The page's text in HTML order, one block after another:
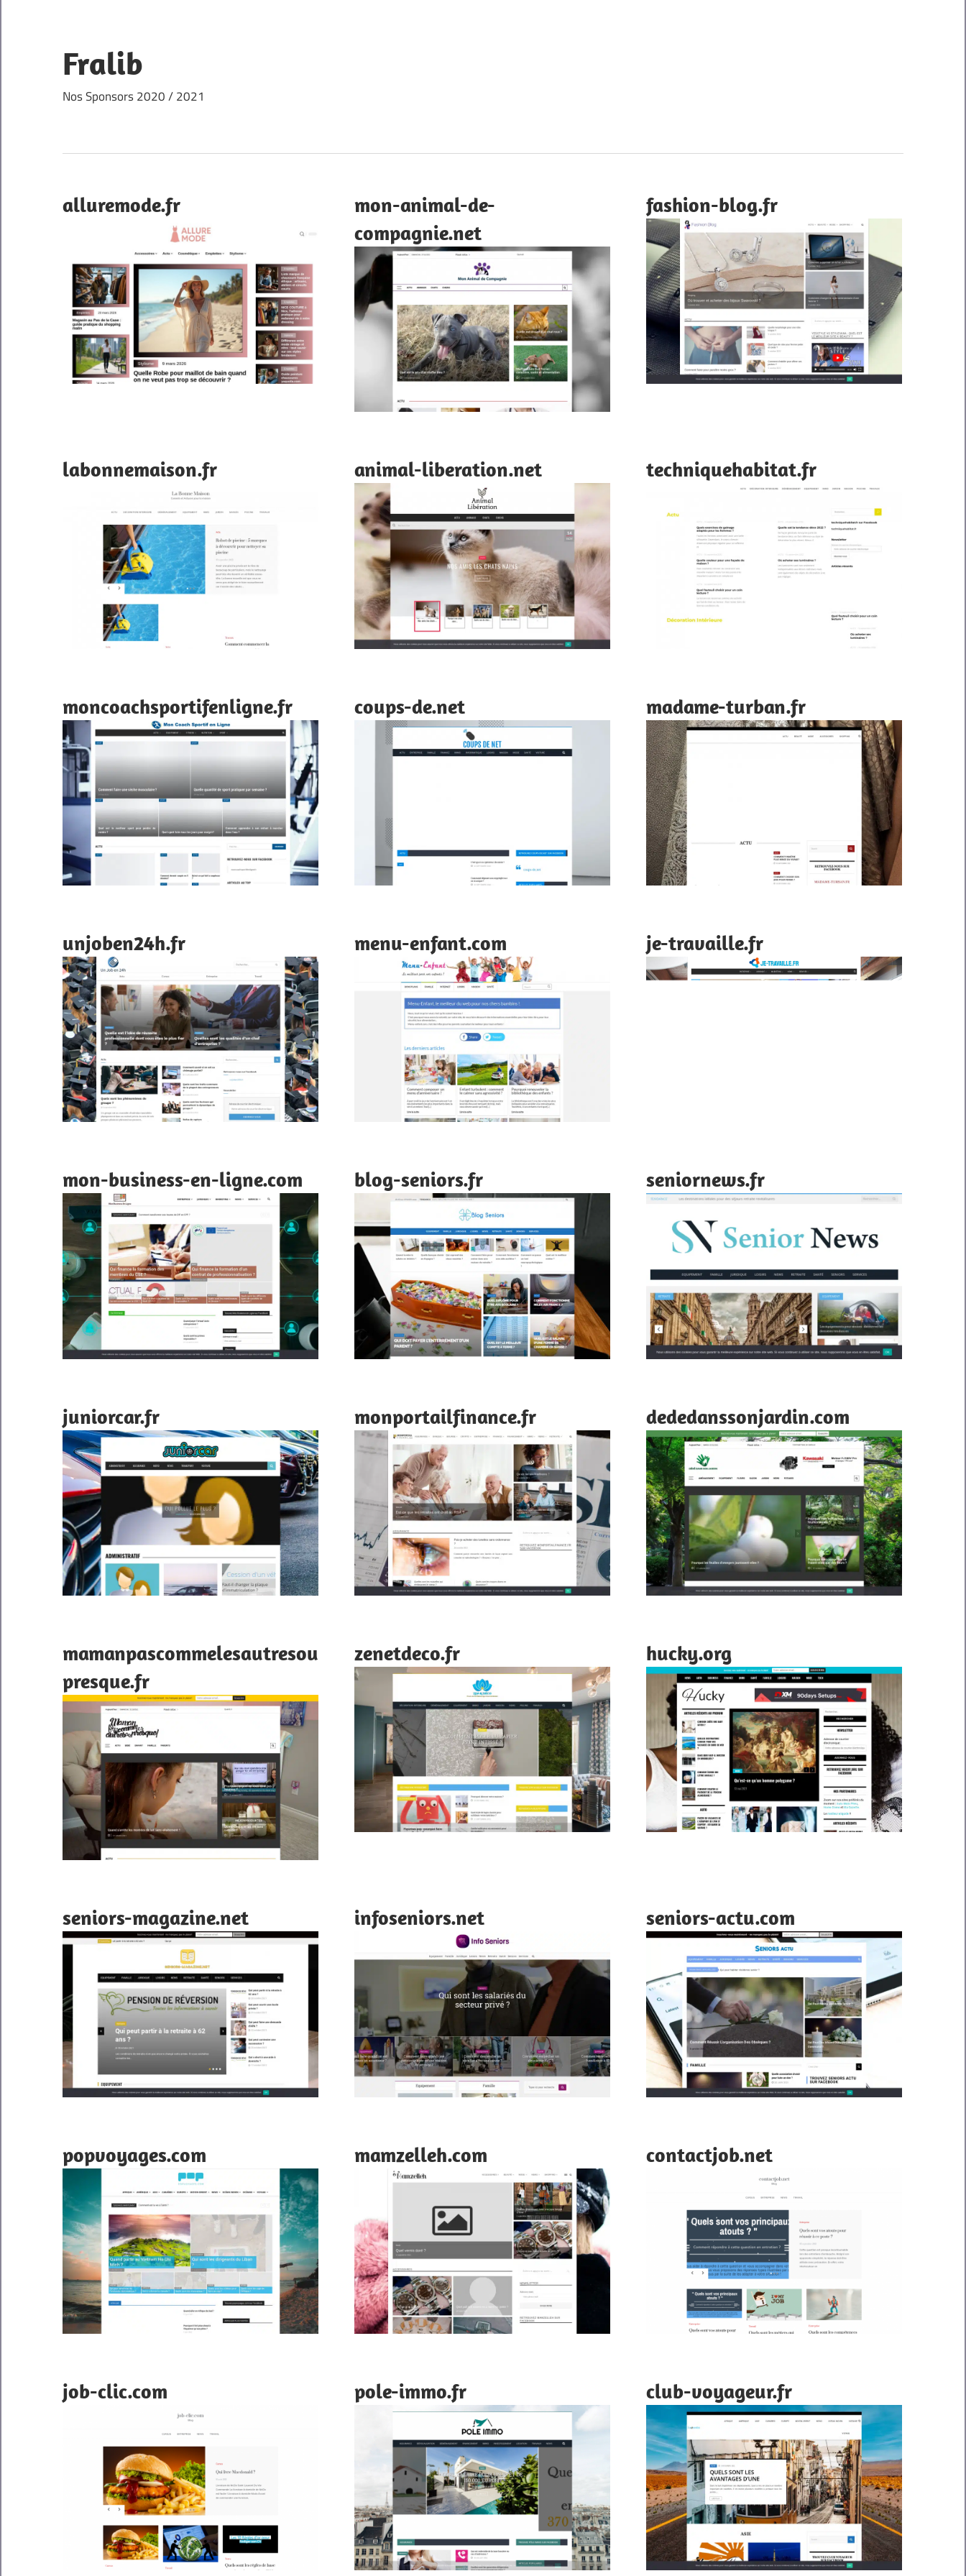
content
Fralib
Nos Sponsors 2020 / 2021
alluremode.fr
mon-animal-de-
compagnie.net
fashion-blog.fr
labonnemaison.fr animal-liberation.net techniquehabitat.fr
moncoachsportifenligne.fr coups-de.net madame-turban.fr
unjoben24h.fr menu-enfant.com je-travaille.fr
mon-business-en-ligne.com blog-seniors.fr seniornews.fr
juniorcar.fr monportailfinance.fr dededanssonjardin.com
mamanpascommelesautresou
presque.fr
zenetdeco.fr hucky.org
seniors-magazine.net infoseniors.net seniors-actu.com
popvoyages.com mamzelleh.com contactjob.net
job-clic.com pole-immo.fr club-voyageur.fr